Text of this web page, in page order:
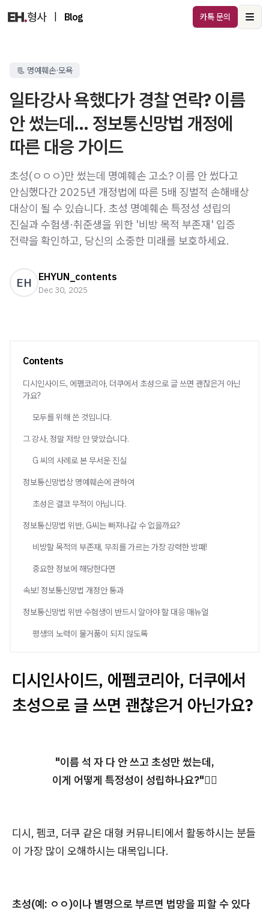
Blog 카톡 문의
📃 명예훼손·모욕
일타강사 욕했다가 경찰 연락? 이름
안 썼는데… 정보통신망법 개정에
따른 대응 가이드
초성(ㅇㅇㅇ)만 썼는데 명예훼손 고소? 이름 안 썼다고
안심했다간 2025년 개정법에 따른 5배 징벌적 손해배상
대상이 될 수 있습니다. 초성 명예훼손 특정성 성립의
진실과 수험생·취준생을 위한 '비방 목적 부존재' 입증
전략을 확인하고, 당신의 소중한 미래를 보호하세요.
EH EHYUN_contents
Dec 30, 2025
Contents
디시인사이드, 에펨코리아, 더쿠에서 초성으로 글 쓰면 괜찮은거 아닌
가요?
모두를 위해 쓴 것입니다.
그 강사, 정말 저랑 안 맞았습니다.
G 씨의 사례로 본 무서운 진실
정보통신망법상 명예훼손에 관하여
초성은 결코 무적이 아닙니다.
정보통신망법 위반, G씨는 빠져나갈 수 없을까요?
비방할 목적의 부존재, 무죄를 가르는 가장 강력한 방패!
중요한 정보에 해당한다면
속보! 정보통신망법 개정안 통과
정보통신망법 위반 수험생이 반드시 알아야 할 대응 매뉴얼
평생의 노력이 물거품이 되지 않도록
디시인사이드, 에펨코리아, 더쿠에서
초성으로 글 쓰면 괜찮은거 아닌가요?
"이름 석 자 다 안 쓰고 초성만 썼는데,
이게 어떻게 특정성이 성립하나요?"🤷‍♂
디시, 펨코, 더쿠 같은 대형 커뮤니티에서 활동하시는 분들
이 가장 많이 오해하시는 대목입니다.
초성(예: ㅇㅇ)이나 별명으로 부르면 법망을 피할 수 있다